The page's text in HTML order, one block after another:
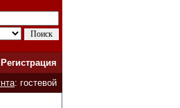
Регистрация
: гостевой